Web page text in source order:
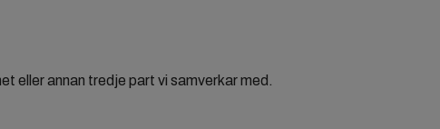
eller annan tredje part vi samverkar med.